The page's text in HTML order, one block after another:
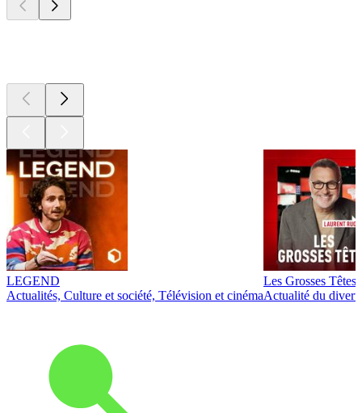
LEGEND
Actualités, Culture et société, Télévision et cinéma
Les Grosses Têtes
Actualité du